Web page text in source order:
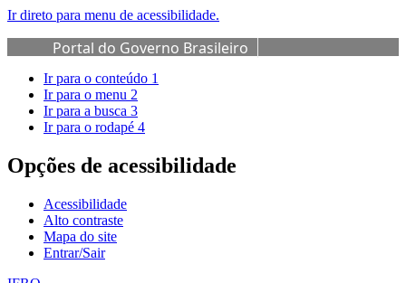
Ir direto para menu de acessibilidade.
Portal do Governo Brasileiro
Ir para o conteúdo 1
Ir para o menu 2
Ir para a busca 3
Ir para o rodapé 4
Opções de acessibilidade
Acessibilidade
Alto contraste
Mapa do site
Entrar/Sair